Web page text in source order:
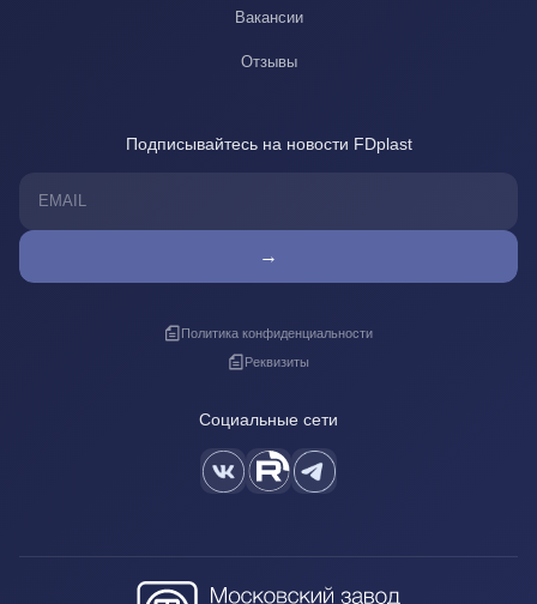
Вакансии
Отзывы
Подписывайтесь на новости FDplast
→
Политика конфиденциальности
Реквизиты
Социальные сети